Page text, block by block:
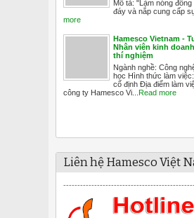
Mô tả: "Làm nóng
đáy và nắp cung cấp
more
Hamesco Vietnam -
Nhân viên kinh
thí nghiệm
Ngành nghề: Công
học Hình thức làm
cố định Địa điểm làm
công ty Hamesco Vi... Read more
Liên hệ Hamesco Việt